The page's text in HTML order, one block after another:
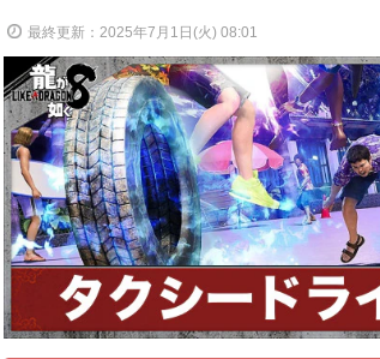
最終更新：2025年7月1日(火) 08:01